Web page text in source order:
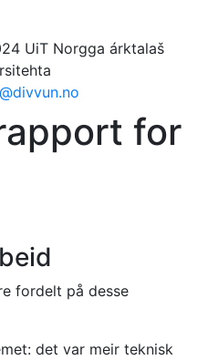
UiT Norgga árktalaš
for
fordelt på desse
det var meir teknisk